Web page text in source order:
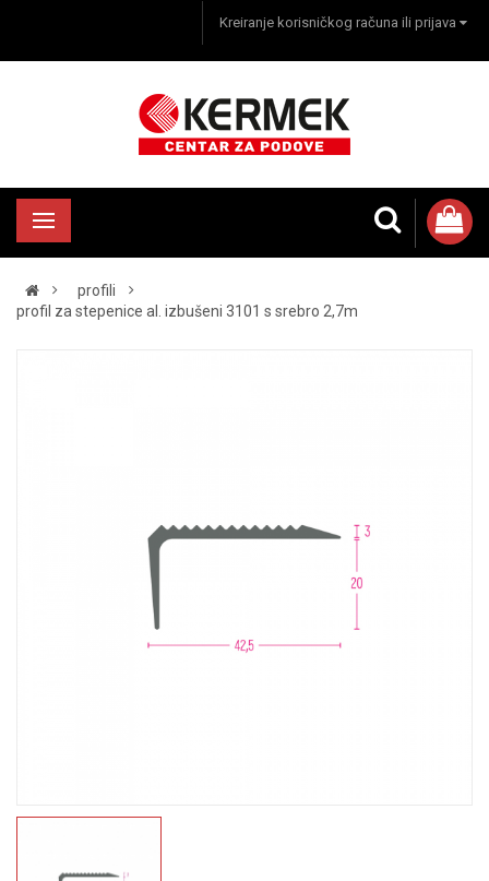
Kreiranje korisničkog računa ili prijava
profili
profil za stepenice al. izbušeni 3101 s srebro 2,7m